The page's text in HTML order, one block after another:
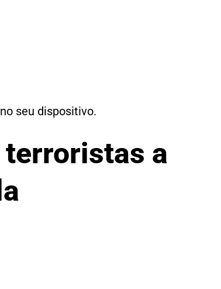
seu dispositivo.
terroristas a